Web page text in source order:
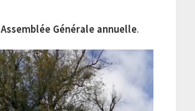
Assemblée Générale annuelle.